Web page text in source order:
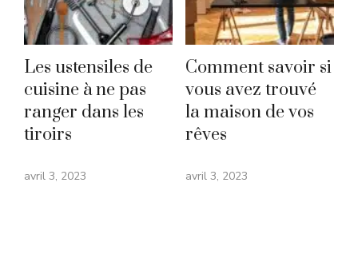
Les ustensiles de
cuisine à ne pas
ranger dans les
tiroirs
avril 3, 2023
Comment savoir si
vous avez trouvé
la maison de vos
rêves
avril 3, 2023